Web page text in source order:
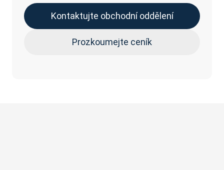
Kontaktujte obchodní oddělení
Prozkoumejte ceník